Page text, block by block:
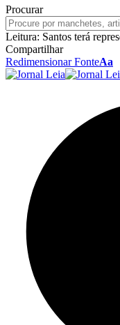
Procurar
Leitura: Santos terá
Compartilhar
Redimensionar FonteAa